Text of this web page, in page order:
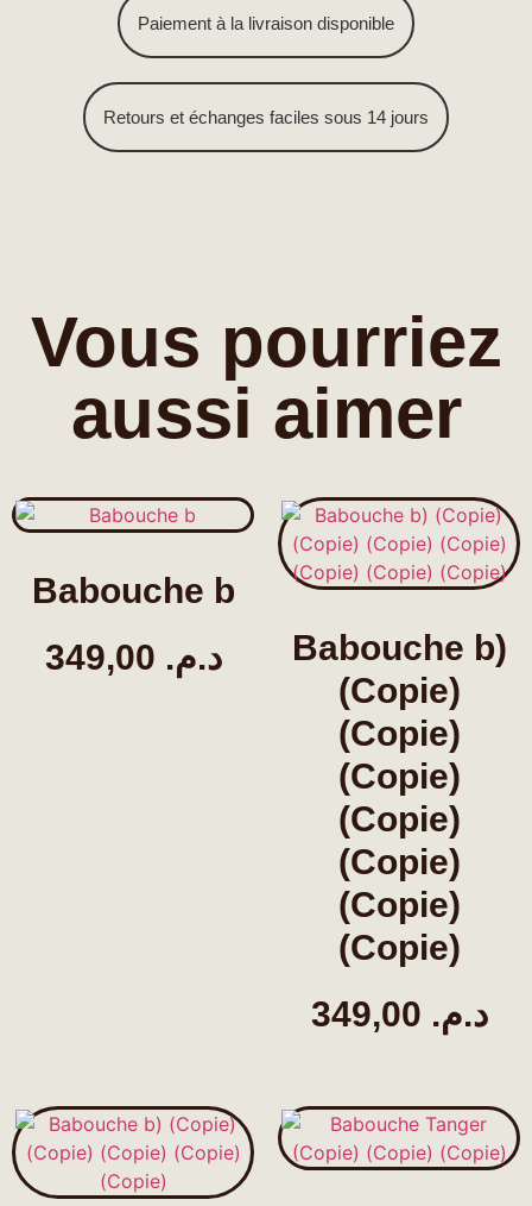
Paiement à la livraison disponible
Retours et échanges faciles sous 14 jours
Vous pourriez
aussi aimer
Babouche b
د.م.
Babouche b)
(Copie)
(Copie)
(Copie)
(Copie)
(Copie)
(Copie)
(Copie)
د.م.